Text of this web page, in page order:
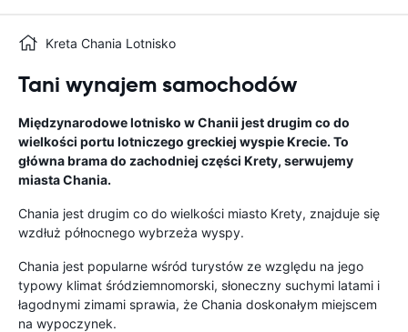
Kreta Chania Lotnisko
Tani wynajem samochodów
Międzynarodowe lotnisko w Chanii jest drugim co do
wielkości portu lotniczego greckiej wyspie Krecie. To
główna brama do zachodniej części Krety, serwujemy
miasta Chania.
Chania jest drugim co do wielkości miasto Krety, znajduje się
wzdłuż północnego wybrzeża wyspy.
Chania jest popularne wśród turystów ze względu na jego
typowy klimat śródziemnomorski, słoneczny suchymi latami i
łagodnymi zimami sprawia, że Chania doskonałym miejscem
na wypoczynek.